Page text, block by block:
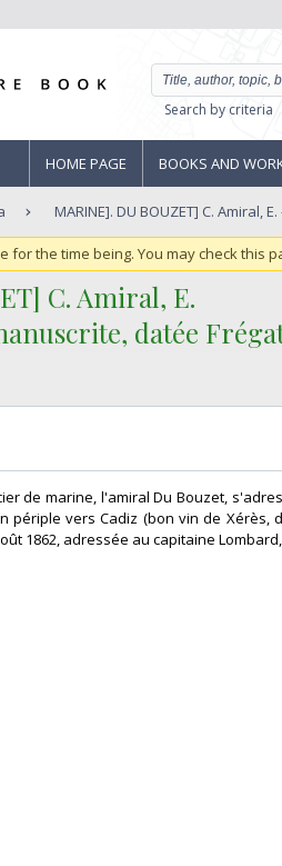
Search by criteria
HOME PAGE BOOKS AND
MARINE]. DU BOUZET] C. Amiral,
for the time being. You may check this
C. Amiral, E.‎
datée
de marine, l'amiral Du Bouzet,
périple vers Cadiz (bon vin de Xérès,
1862, adressée au capitaine